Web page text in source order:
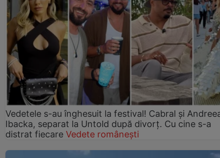
Vedetele s-au înghesuit la festival! Cabral și
Ibacka, separat la Untold după divorț. Cu cine s-a
distrat fiecare Vedete românești